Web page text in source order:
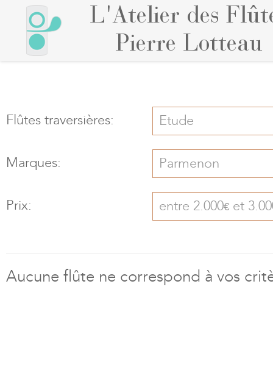
L'Atelier des
Pierre Lotteau
Flûtes traversières: Etude
Marques: Parmenon
Prix: entre 2.000€ et
Aucune flûte ne correspond à vos